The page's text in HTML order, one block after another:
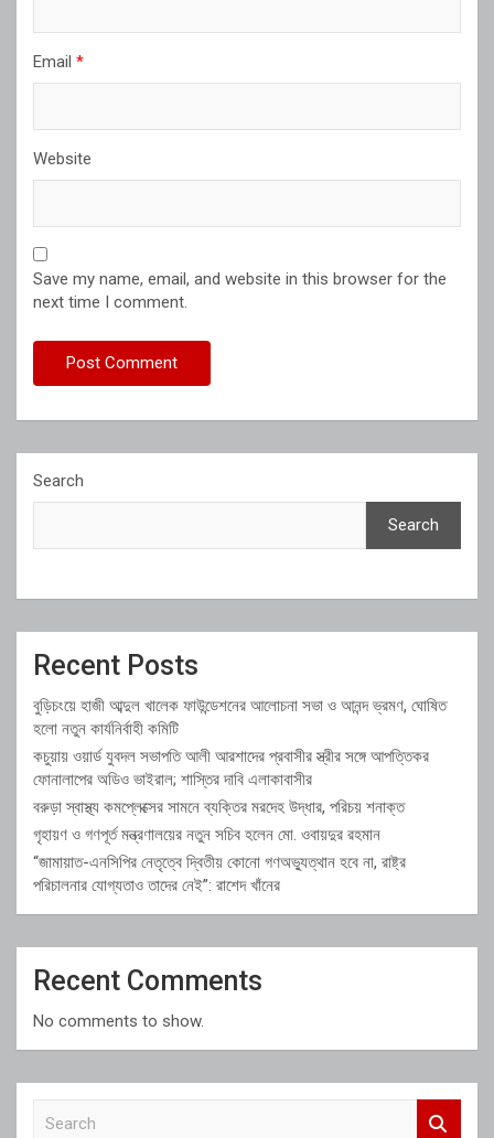
Email *
Website
Save my name, email, and website in this browser for the
next time I comment.
Search
Search
Recent Posts
বুড়িচংয়ে হাজী আব্দুল খালেক ফাউন্ডেশনের আলোচনা সভা ও আনন্দ ভ্রমণ, ঘোষিত
হলো নতুন কার্যনির্বাহী কমিটি
কচুয়ায় ওয়ার্ড যুবদল সভাপতি আলী আরশাদের প্রবাসীর স্ত্রীর সঙ্গে আপত্তিকর
ফোনালাপের অডিও ভাইরাল; শাস্তির দাবি এলাকাবাসীর
বরুড়া স্বাস্থ্য কমপ্লেক্সের সামনে ব্যক্তির মরদেহ উদ্ধার, পরিচয় শনাক্ত
গৃহায়ণ ও গণপূর্ত মন্ত্রণালয়ের নতুন সচিব হলেন মো. ওবায়দুর রহমান
“জামায়াত-এনসিপির নেতৃত্বে দ্বিতীয় কোনো গণঅভ্যুত্থান হবে না, রাষ্ট্র
পরিচালনার যোগ্যতাও তাদের নেই”: রাশেদ খাঁনের
Recent Comments
No comments to show.